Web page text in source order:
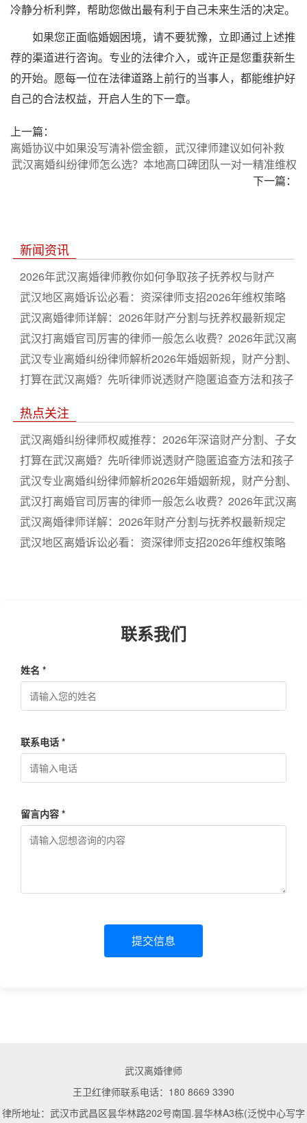
冷静分析利弊，帮助您做出最有利于自己未来生活的决定。
如果您正面临婚姻困境，请不要犹豫，立即通过上述推
荐的渠道进行咨询。专业的法律介入，或许正是您重获新生
的开始。愿每一位在法律道路上前行的当事人，都能维护好
自己的合法权益，开启人生的下一章。
上一篇：
离婚协议中如果没写清补偿金额，武汉律师建议如何补救
武汉离婚纠纷律师怎么选？本地高口碑团队一对一精准维权
下一篇：
新闻资讯
2026年武汉离婚律师教你如何争取孩子抚养权与财产
武汉地区离婚诉讼必看：资深律师支招2026年维权策略
武汉离婚律师详解：2026年财产分割与抚养权最新规定
武汉打离婚官司厉害的律师一般怎么收费？2026年武汉离
婚律师费用标准一览
武汉专业离婚纠纷律师解析2026年婚姻新规，财产分割、
子女抚养权争夺诉讼全流程指南
打算在武汉离婚？先听律师说透财产隐匿追查方法和孩子
热点关注
武汉离婚纠纷律师权威推荐：2026年深谙财产分割、子女
抚养、债务处理的著名专业法律团队
打算在武汉离婚？先听律师说透财产隐匿追查方法和孩子
抚养权判决规则，2026年避坑指南不求人
武汉专业离婚纠纷律师解析2026年婚姻新规，财产分割、
子女抚养权争夺诉讼全流程指南
武汉打离婚官司厉害的律师一般怎么收费？2026年武汉离
婚律师费用标准一览
武汉离婚律师详解：2026年财产分割与抚养权最新规定
武汉地区离婚诉讼必看：资深律师支招2026年维权策略
联系我们
姓名 *
联系电话 *
留言内容 *
提交信息
武汉离婚律师
王卫红律师联系电话：180 8669 3390
律所地址：武汉市武昌区昙华林路202号南国.昙华林A3栋(泛悦中心写字